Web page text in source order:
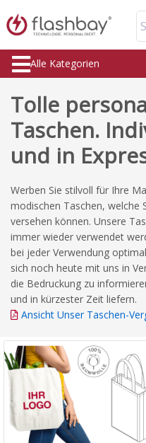
Alle Kategorien
Tolle
Taschen.
und in
Werben Sie stilvoll für Ihre
modischen Taschen, welche
versehen können. Unsere
immer wieder verwendet
bei jeder Verwendung
sich noch heute mit uns in
die Bedruckung zu
und in kürzester Zeit liefern.
Ansicht Unser Taschen-